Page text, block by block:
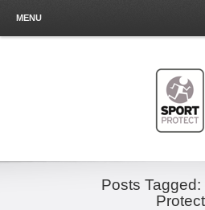
MENU
Posts
Protect